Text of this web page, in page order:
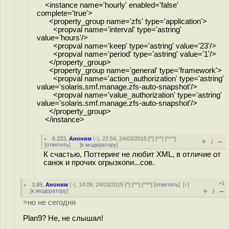
<instance name='hourly' enabled='false'
complete='true'>
<property_group name='zfs' type='application'>
<propval name='interval' type='astring'
value='hours'/>
<propval name='keep' type='astring' value='23'/>
<propval name='period' type='astring' value='1'/>
</property_group>
<property_group name='general' type='framework'>
<propval name='action_authorization' type='astring'
value='solaris.smf.manage.zfs-auto-snapshot'/>
<propval name='value_authorization' type='astring'
value='solaris.smf.manage.zfs-auto-snapshot'/>
</property_group>
</instance>
6.223 ,Аноним (-), 22:54, 24/03/2015 [^] [^^] [^^^]
[ответить] [к модератору] + / –
К счастью, Поттеринг не любит XML, в отличие от
санок и прочих огрызкопи...сов.
3.89 ,Аноним (-), 14:09, 24/03/2015 [^] [^^] [^^^] [ответить][↑]
[к модератору]
+1
+ / –
>но не сегодня
Plan9? Не, не слышал!